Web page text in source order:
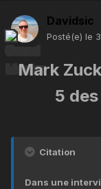
Davidsic
Posté(e) le
Mark
5
Citation
Dans une